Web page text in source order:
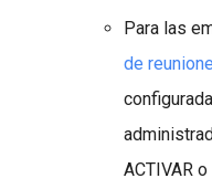
Para las
de
ACTIVAR